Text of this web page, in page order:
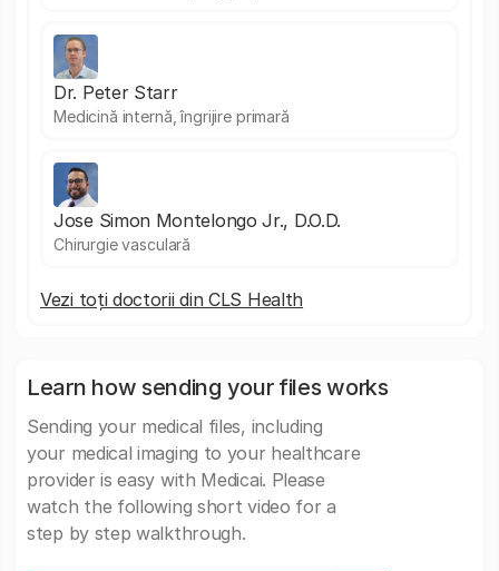
Dr. Peter Starr
Medicină internă, îngrijire primară
Jose Simon Montelongo Jr., D.O.D.
Chirurgie vasculară
Vezi toți doctorii din CLS Health
Learn how sending your files works
Sending your medical files, including
your medical imaging to your healthcare
provider is easy with Medicai. Please
watch the following short video for a
step by step walkthrough.